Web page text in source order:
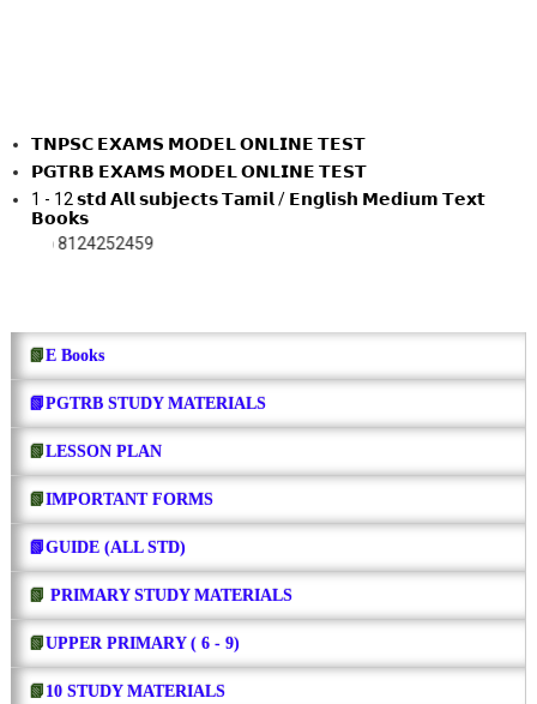
𝗧𝗡𝗣𝗦𝗖 𝗘𝗫𝗔𝗠𝗦 𝗠𝗢𝗗𝗘𝗟 𝗢𝗡𝗟𝗜𝗡𝗘 𝗧𝗘𝗦𝗧
𝗣𝗚𝗧𝗥𝗕 𝗘𝗫𝗔𝗠𝗦 𝗠𝗢𝗗𝗘𝗟 𝗢𝗡𝗟𝗜𝗡𝗘 𝗧𝗘𝗦𝗧
1 - 12 𝘀𝘁𝗱 𝗔𝗹𝗹 𝘀𝘂𝗯𝗷𝗲𝗰𝘁𝘀 𝗧𝗮𝗺𝗶𝗹 / 𝗘𝗻𝗴𝗹𝗶𝘀𝗵 𝗠𝗲𝗱𝗶𝘂𝗺 𝗧𝗲𝘅𝘁
𝗕𝗼𝗼𝗸𝘀
📗E Books
📗PGTRB STUDY MATERIALS
📗LESSON PLAN
📗IMPORTANT FORMS
📗GUIDE (ALL STD)
📗 PRIMARY STUDY MATERIALS
📗UPPER PRIMARY ( 6 - 9)
📗 10 STUDY MATERIALS